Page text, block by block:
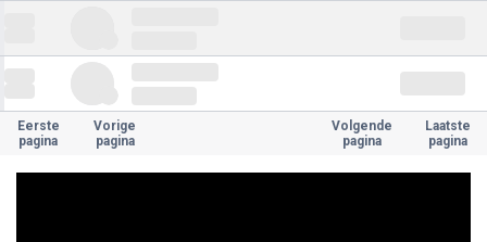
Eerste
pagina
Vorige
pagina
Volgende
pagina
Laatste
pagina